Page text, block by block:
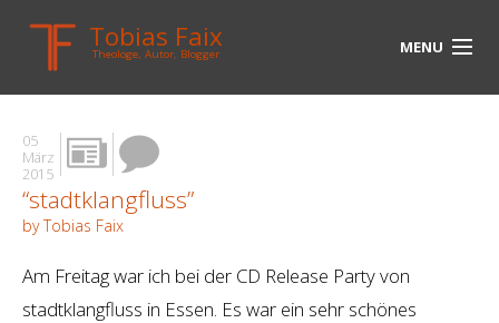
Tobias Faix
Theologe, Autor, Blogger MENU
HOME
BLOG
BIOGRAPHIE
UNTERWEGS
05
März
2015
“stadtklangfluss”
by Tobias Faix
Am Freitag war ich bei der CD Release Party von
stadtklangfluss in Essen. Es war ein sehr schönes